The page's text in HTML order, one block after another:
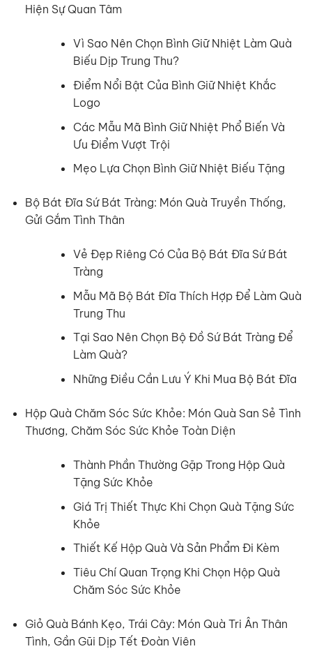
Hiện Sự Quan Tâm
Vì Sao Nên Chọn Bình Giữ Nhiệt Làm Quà
Biếu Dịp Trung Thu?
Điểm Nổi Bật Của Bình Giữ Nhiệt Khắc
Logo
Các Mẫu Mã Bình Giữ Nhiệt Phổ Biến Và
Ưu Điểm Vượt Trội
Mẹo Lựa Chọn Bình Giữ Nhiệt Biếu Tặng
Bộ Bát Đĩa Sứ Bát Tràng: Món Quà Truyền Thống,
Gửi Gắm Tình Thân
Vẻ Đẹp Riêng Có Của Bộ Bát Đĩa Sứ Bát
Tràng
Mẫu Mã Bộ Bát Đĩa Thích Hợp Để Làm Quà
Trung Thu
Tại Sao Nên Chọn Bộ Đồ Sứ Bát Tràng Để
Làm Quà?
Những Điều Cần Lưu Ý Khi Mua Bộ Bát Đĩa
Hộp Quà Chăm Sóc Sức Khỏe: Món Quà San Sẻ Tình
Thương, Chăm Sóc Sức Khỏe Toàn Diện
Thành Phần Thường Gặp Trong Hộp Quà
Tặng Sức Khỏe
Giá Trị Thiết Thực Khi Chọn Quà Tặng Sức
Khỏe
Thiết Kế Hộp Quà Và Sản Phẩm Đi Kèm
Tiêu Chí Quan Trọng Khi Chọn Hộp Quà
Chăm Sóc Sức Khỏe
Giỏ Quà Bánh Kẹo, Trái Cây: Món Quà Tri Ân Thân
Tình, Gần Gũi Dịp Tết Đoàn Viên